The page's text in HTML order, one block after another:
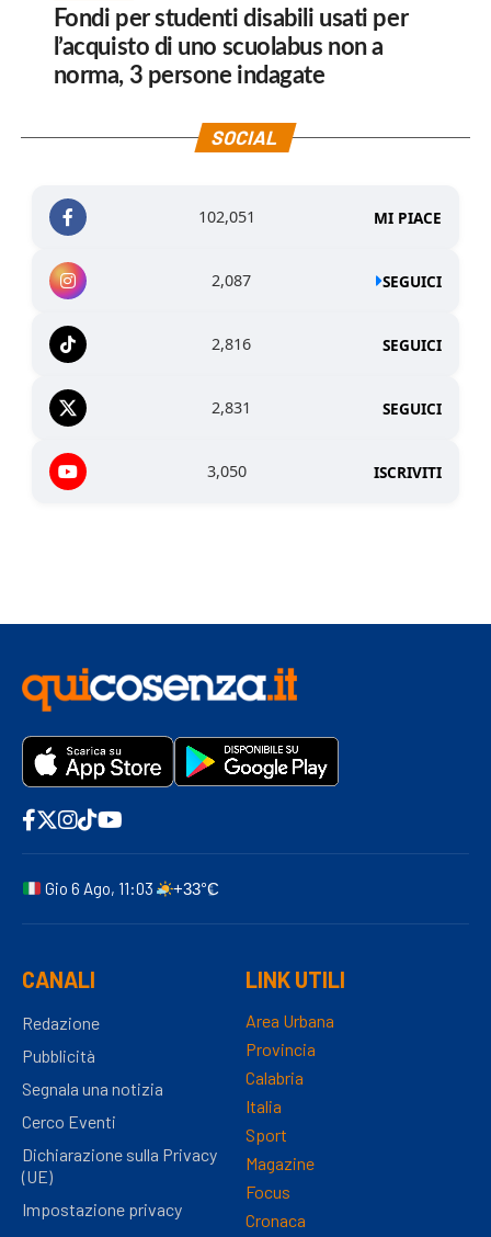
Fondi per studenti disabili usati per
l’acquisto di uno scuolabus non a
norma, 3 persone indagate
SOCIAL
102,051 MI PIACE
2,087 SEGUICI
2,816 SEGUICI
2,831 SEGUICI
3,050 ISCRIVITI
Gio 6 Ago, 11:03 +33°C
CANALI
Redazione
Pubblicità
Segnala una notizia
Cerco Eventi
Dichiarazione sulla Privacy
(UE)
Impostazione privacy
LINK UTILI
Area Urbana
Provincia
Calabria
Italia
Sport
Magazine
Focus
Cronaca